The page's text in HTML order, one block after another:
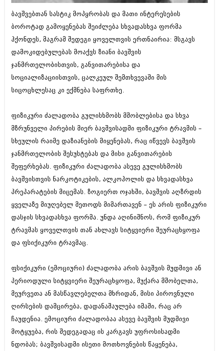
ავტორჩევები
ბელადები
ბიზნესსიახლეები
გვარები
იუმორი
ჰოროსკოპი და შეუცნობელი
კრიმინალი
რომანი და დეტექტივი
სახალისო ამბები
შოუბიზნესი
დაიჯესტი
ისტორია
სხვადასხვა
ანონსი
არქივი
გვარები
თემიდას სასწორი
იუმორი
კალეიდოსკოპი
კრიმინალი
რომანი და დეტექტივი
სახალისო ამბები
შოუბიზნესი
დაიჯესტი
ქალი და მამაკაცი
ისტორია
ანონსი
არქივი
ნოემბერი 2020 (103)
ოქტომბერი 2020 (209)
სექტემბერი 2020 (204)
აგვისტო 2020 (249)
ბავშვებთან სასტიკ მოპყრობას და მათი ინტერესების
ბოროტად გამოყენებას შეიძლება სხვადასხვა ფორმა
ჰქონდეს, მაგრამ შედეგი ყოველთვის ერთნაირია: მსგავს
დამოკიდებულებას მოაქვს ზიანი ბავშვის
ჯანმრთელობისთვის, განვითარებისა და
სოციალიზაციისთვის, ცალკეულ შემთხვევაში მის
სიცოცხლესაც კი ექმნება საფრთხე.
ფიზიკური ძალადობა გულისხმობს მშობლებისა და სხვა
მზრუნველი პირების მიერ ბავშვისადმი ფიზიკური ტრავმის –
სხეულის რაიმე დაზიანების მიყენებას, რაც იწვევს ბავშვის
ჯანმრთელობის შესუსტებას და მისი განვითარების
შეფერხებას. ფიზიკური ძალადობა ასევე გულისხმობს
ბავშვისთვის ნარკოტიკების, ალკოჰოლის და სხვადასხვა
პრეპარატების მიცემას. ზოგიერთ ოჯახში, ბავშვის აღზრდის
ყველაზე მიუღებელ მეთოდს მიმართავენ – ეს არის ფიზიკური
დასჯის სხვადასხვა ფორმა. უნდა აღინიშნოს, რომ ფიზიკურ
ტრავმას ყოველთვის თან ახლავს სიტყვიერი შეურაცხყოფა
და ფსიქიკური ტრავმაც.
ფსიქიკური (ემოციური) ძალადობა არის ბავშვის მუდმივი ან
პერიოდული სიტყვიერი შეურაცხყოფა, მუქარა მშობელთა,
მეურვეთა ან მასწავლებელთა მხრიდან, მისი პიროვნული
ღირსების დამცირება, დადანაშაულება იმაში, რაც არ
ჩაუდენია. ემოციური ძალადობაა ასევე ბავშვის მუდმივი
მოტყუება, რის შედეგადაც ის კარგავს უფროსისადმი
ნდობას; ბავშვისადმი ისეთი მოთხოვნების წაყენება,